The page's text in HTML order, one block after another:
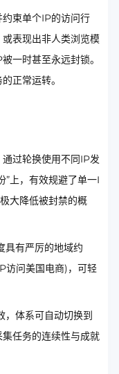
束单个IP的访问行
表现出非人类浏览模
一时甚至永远封锁。
正常运转。
过轮换使用不同IP发
”上，有效规避了单一I
大降低被封禁的概
具有严厉的地域约
访问美国电商)，可轻
，体系可自动切换到
任务的连续性与成就